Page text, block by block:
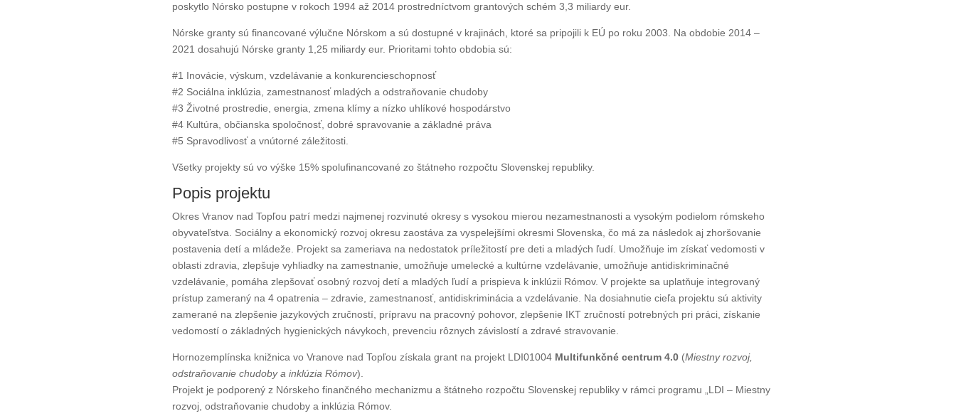
poskytlo Nórsko postupne v rokoch 1994 až 2014 prostredníctvom grantových schém 3,3 miliardy eur.
Nórske granty sú financované výlučne Nórskom a sú dostupné v krajinách, ktoré sa pripojili k EÚ po roku 2003. Na obdobie 2014 –
2021 dosahujú Nórske granty 1,25 miliardy eur. Prioritami tohto obdobia sú:
#1 Inovácie, výskum, vzdelávanie a konkurencieschopnosť
#2 Sociálna inklúzia, zamestnanosť mladých a odstraňovanie chudoby
#3 Životné prostredie, energia, zmena klímy a nízko uhlíkové hospodárstvo
#4 Kultúra, občianska spoločnosť, dobré spravovanie a základné práva
#5 Spravodlivosť a vnútorné záležitosti.
Všetky projekty sú vo výške 15% spolufinancované zo štátneho rozpočtu Slovenskej republiky.
Popis projektu
Okres Vranov nad Topľou patrí medzi najmenej rozvinuté okresy s vysokou mierou nezamestnanosti a vysokým podielom rómskeho
obyvateľstva. Sociálny a ekonomický rozvoj okresu zaostáva za vyspelejšími okresmi Slovenska, čo má za následok aj zhoršovanie
postavenia detí a mládeže. Projekt sa zameriava na nedostatok príležitostí pre deti a mladých ľudí. Umožňuje im získať vedomosti v
oblasti zdravia, zlepšuje vyhliadky na zamestnanie, umožňuje umelecké a kultúrne vzdelávanie, umožňuje antidiskriminačné
vzdelávanie, pomáha zlepšovať osobný rozvoj detí a mladých ľudí a prispieva k inklúzii Rómov. V projekte sa uplatňuje integrovaný
prístup zameraný na 4 opatrenia – zdravie, zamestnanosť, antidiskriminácia a vzdelávanie. Na dosiahnutie cieľa projektu sú aktivity
zamerané na zlepšenie jazykových zručností, prípravu na pracovný pohovor, zlepšenie IKT zručností potrebných pri práci, získanie
vedomostí o základných hygienických návykoch, prevenciu rôznych závislostí a zdravé stravovanie.
Hornozemplínska knižnica vo Vranove nad Topľou získala grant na projekt LDI01004 Multifunkčné centrum 4.0 (Miestny rozvoj,
odstraňovanie chudoby a inklúzia Rómov).
Projekt je podporený z Nórskeho finančného mechanizmu a štátneho rozpočtu Slovenskej republiky v rámci programu „LDI – Miestny
rozvoj, odstraňovanie chudoby a inklúzia Rómov.